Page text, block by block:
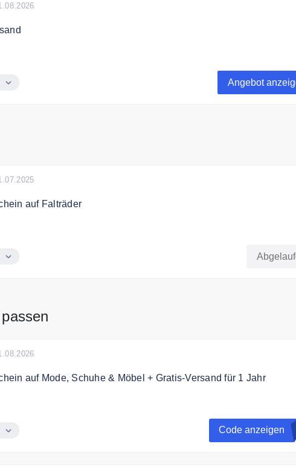
Angebot
auf Falträder
auf Mode, Schuhe & Möbel + Gratis-Versand für 1 Jahr
Code anzeigen